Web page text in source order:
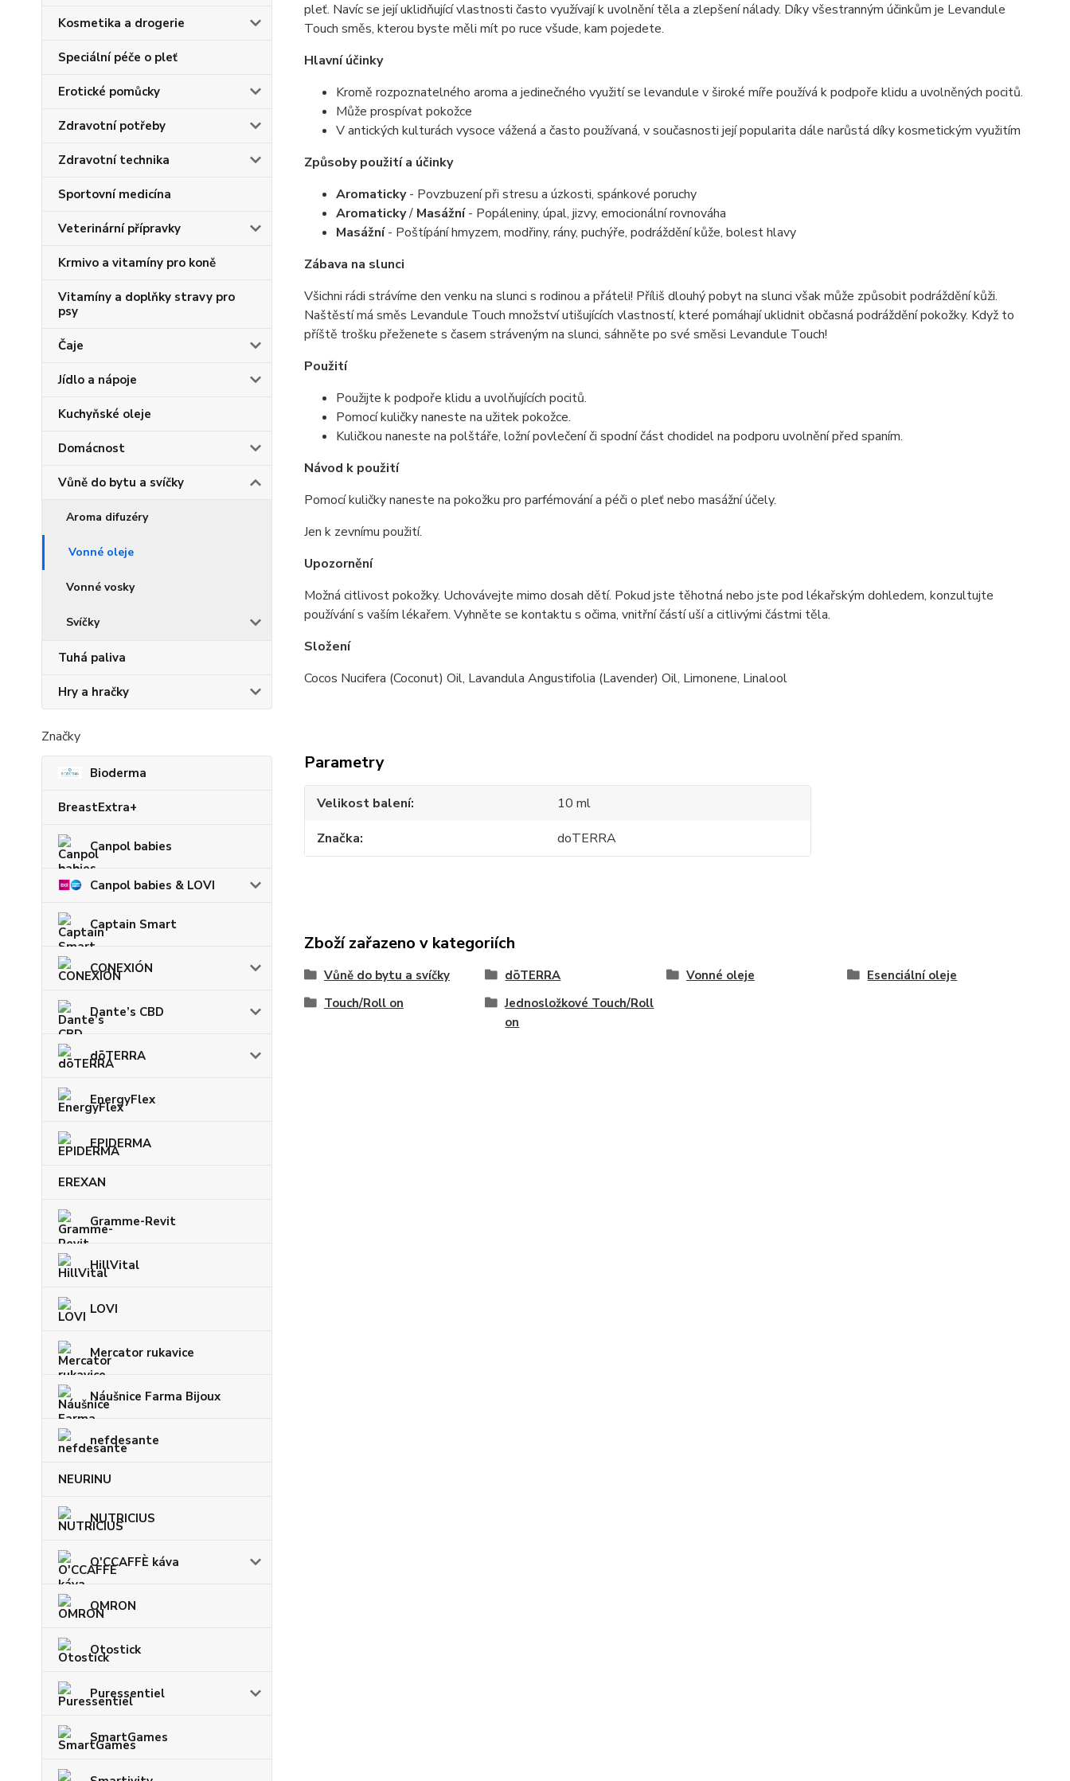
Kosmetika a drogerie
Speciální péče o pleť
Erotické pomůcky
Zdravotní potřeby
Zdravotní technika
Sportovní medicína
Veterinární přípravky
Krmivo a vitamíny pro koně
Vitamíny a doplňky stravy pro
psy
Čaje
Jídlo a nápoje
Kuchyňské oleje
Domácnost
Vůně do bytu a svíčky
Aroma difuzéry
Vonné oleje
Vonné vosky
Svíčky
Tuhá paliva
Hry a hračky
Značky
Bioderma
BreastExtra+
Canpol babies
Canpol babies & LOVI
Captain Smart
CONEXIÓN
Dante’s CBD
dōTERRA
EnergyFlex
EPIDERMA
EREXAN
Gramme-Revit
HillVital
LOVI
Mercator rukavice
Náušnice Farma Bijoux
nefdesante
NEURINU
NUTRICIUS
O'CCAFFÈ káva
OMRON
Otostick
Puressentiel
SmartGames
pleť. Navíc se její uklidňující vlastnosti často využívají k uvolnění těla a zlepšení nálady. Díky všestranným účinkům je Levandule
Touch směs, kterou byste měli mít po ruce všude, kam pojedete.
Hlavní účinky
Kromě rozpoznatelného aroma a jedinečného využití se levandule v široké míře používá k podpoře klidu a uvolněných pocitů.
Může prospívat pokožce
V antických kulturách vysoce vážená a často používaná, v současnosti její popularita dále narůstá díky kosmetickým využitím
Způsoby použití a účinky
Aromaticky- Povzbuzení při stresu a úzkosti, spánkové poruchy
Aromaticky/ Masážní- Popáleniny, úpal, jizvy, emocionální rovnováha
Masážní- Poštípání hmyzem, modřiny, rány, puchýře, podráždění kůže, bolest hlavy
Zábava na slunci
Všichni rádi strávíme den venku na slunci s rodinou a přáteli! Příliš dlouhý pobyt na slunci však může způsobit podráždění kůži.
Naštěstí má směs Levandule Touch množství utišujících vlastností, které pomáhají uklidnit občasná podráždění pokožky. Když to
příště trošku přeženete s časem stráveným na slunci, sáhněte po své směsi Levandule Touch!
Použití
Použijte k podpoře klidu a uvolňujících pocitů.
Pomocí kuličky naneste na užitek pokožce.
Kuličkou naneste na polštáře, ložní povlečení či spodní část chodidel na podporu uvolnění před spaním.
Návod k použití
Pomocí kuličky naneste na pokožku pro parfémování a péči o pleť nebo masážní účely.
Jen k zevnímu použití.
Upozornění
Možná citlivost pokožky. Uchovávejte mimo dosah dětí. Pokud jste těhotná nebo jste pod lékařským dohledem, konzultujte
používání s vaším lékařem. Vyhněte se kontaktu s očima, vnitřní částí uší a citlivými částmi těla.
Složení
Cocos Nucifera (Coconut) Oil, Lavandula Angustifolia (Lavender) Oil, Limonene, Linalool
Parametry
Velikost balení
10 ml
Značka
doTERRA
Zboží zařazeno v kategoriích
Vůně do bytu a svíčky dōTERRA Vonné oleje
Esenciální oleje
Touch/Roll on
Jednosložkové Touch/Roll
on